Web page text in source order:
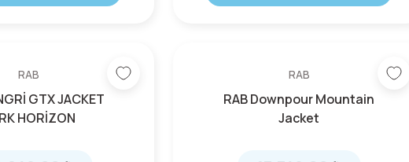
RAB
GTX JACKET
HORİZON
RAB
RAB Downpour Mountain
Jacket